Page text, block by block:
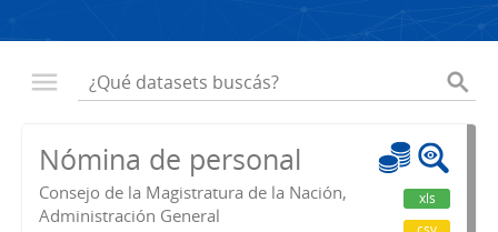
Nómina de personal
Consejo de la Magistratura de la Nación,
Administración General
xls